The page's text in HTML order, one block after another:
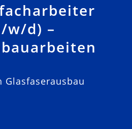
w/d) –
Glasfaserausbau